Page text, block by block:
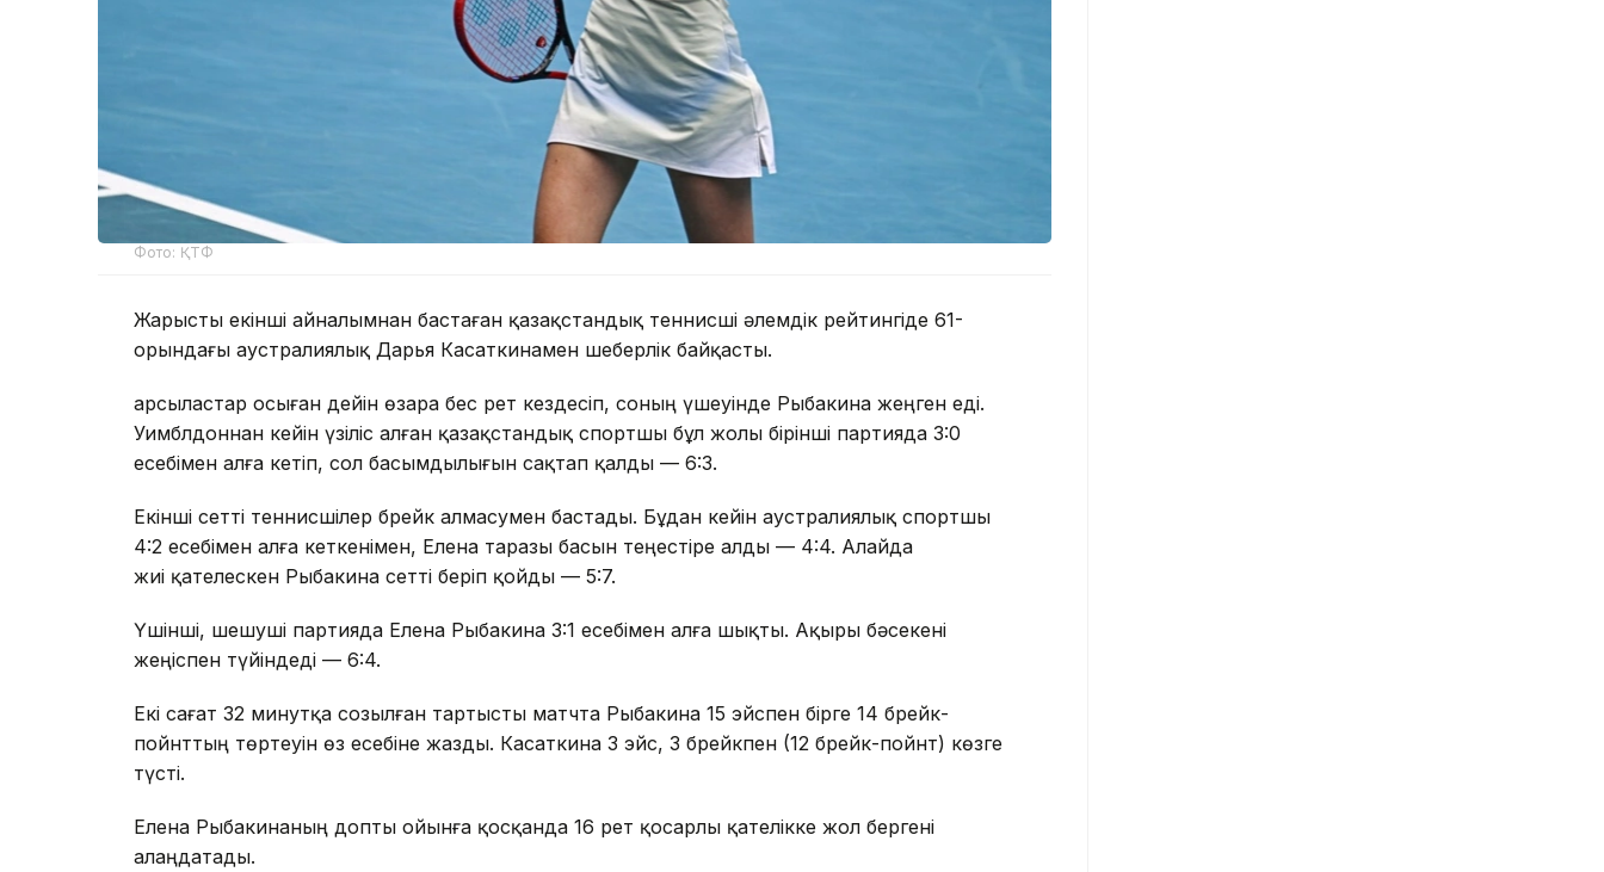
Фото: ҚТФ
Жарысты екінші айналымнан бастаған қазақстандық теннисші әлемдік рейтингіде 61-
орындағы аустралиялық Дарья Касаткинамен шеберлік байқасты.
Қарсыластар осыған дейін өзара бес рет кездесіп, соның үшеуінде Рыбакина жеңген еді.
Уимблдоннан кейін үзіліс алған қазақстандық спортшы бұл жолы бірінші партияда 3:0
есебімен алға кетіп, сол басымдылығын сақтап қалды — 6:3.
Екінші сетті теннисшілер брейк алмасумен бастады. Бұдан кейін аустралиялық спортшы
4:2 есебімен алға кеткенімен, Елена таразы басын теңестіре алды — 4:4. Алайда
жиі қателескен Рыбакина сетті беріп қойды — 5:7.
Үшінші, шешуші партияда Елена Рыбакина 3:1 есебімен алға шықты. Ақыры бәсекені
жеңіспен түйіндеді — 6:4.
Екі сағат 32 минутқа созылған тартысты матчта Рыбакина 15 эйспен бірге 14 брейк-
пойнттың төртеуін өз есебіне жазды. Касаткина 3 эйс, 3 брейкпен (12 брейк-пойнт) көзге
түсті.
Елена Рыбакинаның допты ойынға қосқанда 16 рет қосарлы қателікке жол бергені
алаңдатады.